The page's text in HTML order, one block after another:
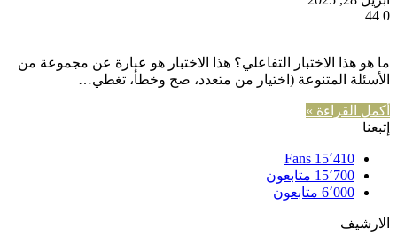
0
ما هو هذا الاختبار التفاعلي؟ هذا الاختبار هو عبارة عن مجموعة من
الأسئلة المتنوعة (اختيار من متعدد، صح وخطأ، تغطي…
أكمل القراءة »
إتبعنا
15٬410 Fans
15٬700 متابعون
6٬000 متابعون
الارشيف